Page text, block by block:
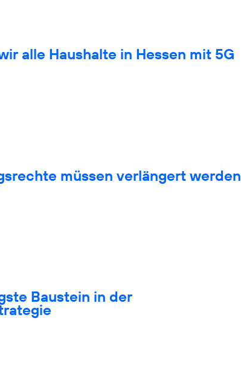
alle Haushalte in Hessen mit 5G
müssen verlängert werden
Baustein in der